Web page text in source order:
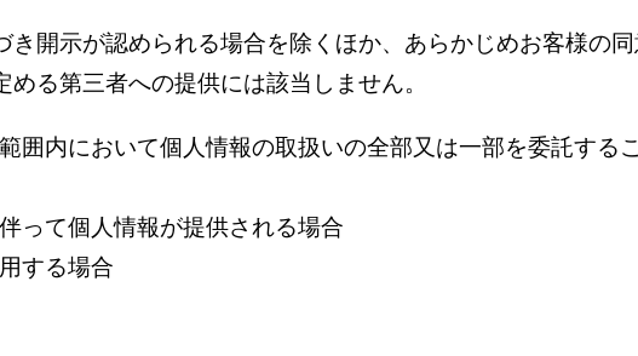
開示が認められる場合を除くほか、あらかじめお客様の
る第三者への提供には該当しません。
囲内において個人情報の取扱いの全部又は一部を委託する
って個人情報が提供される場合
する場合